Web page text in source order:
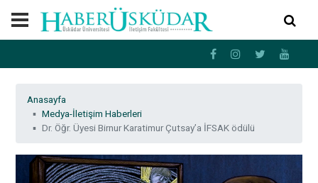
Anasayfa
Medya-İletişim Haberleri
Dr. Öğr. Üyesi Birnur Karatimur Çutsay’a İFSAK ödülü